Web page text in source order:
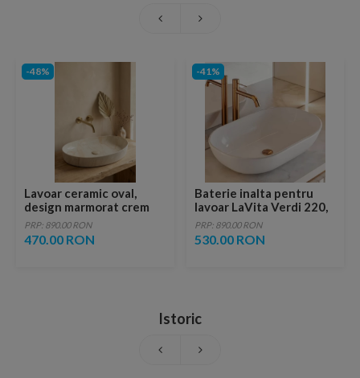
-48%
Lavoar ceramic oval,
design marmorat crem
lucios cu vene aurii,
ventil inclus
PRP: 890.00 RON
470.00 RON
-41%
Baterie inalta pentru
lavoar LaVita Verdi 220,
fara ventil, brushed
copper
PRP: 890.00 RON
530.00 RON
Istoric